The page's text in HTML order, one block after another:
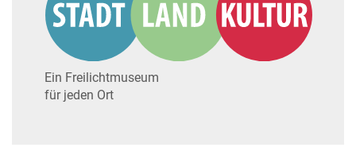
Ein Freilichtmuseum
für jeden Ort